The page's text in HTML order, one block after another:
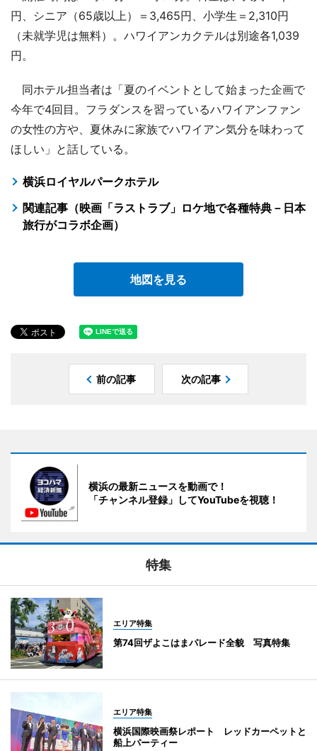
円、シニア（65歳以上）＝3,465円、小学生＝2,310円
（未就学児は無料）。ハワイアンカクテルは別途各1,039
円。
同ホテル担当者は「夏のイベントとして始まった企画で
今年で4回目。フラダンスを習っているハワイアンファン
の女性の方や、夏休みに家族でハワイアン気分を味わって
ほしい」と話している。
横浜ロイヤルパークホテル
関連記事（映画「ラストラブ」ロケ地で各種特典－日本
旅行がコラボ企画）
地図を見る
前の記事 次の記事
横浜の最新ニュースを動画で！
「チャンネル登録」してYouTubeを視聴！
特集
エリア特集
第74回ザよこはまパレード全貌 写真特集
エリア特集
横浜国際映画祭レポート レッドカーペットと
船上パーティー